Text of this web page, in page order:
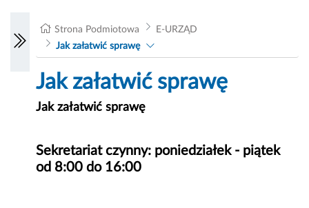
Strona Podmiotowa
E-URZĄD
Jak załatwić sprawę
Jak załatwić sprawę
Jak załatwić sprawę
Sekretariat czynny: poniedziałek - piątek
od 8:00 do 16:00